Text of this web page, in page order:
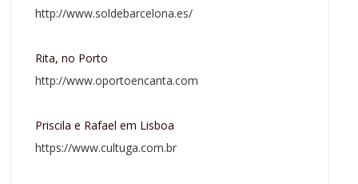
http://www.soldebarcelona.es/
Rita, no Porto
http://www.oportoencanta.com
Priscila e Rafael em Lisboa
https://www.cultuga.com.br